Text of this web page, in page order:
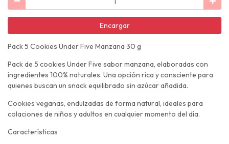
Encargar
Pack 5 Cookies Under Five Manzana 30 g
Pack de 5 cookies Under Five sabor manzana, elaboradas con
ingredientes 100% naturales. Una opción rica y consciente para
quienes buscan un snack equilibrado sin azúcar añadida.
Cookies veganas, endulzadas de forma natural, ideales para
colaciones de niños y adultos en cualquier momento del día.
Características